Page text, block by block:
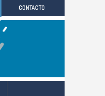
CONTACTO